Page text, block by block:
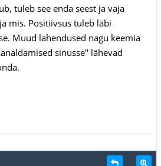
tuleb see enda seest ja vaja
mis. Positiivsus tuleb läbi
Muud lahendused nagu keemia
sinusse" lähevad